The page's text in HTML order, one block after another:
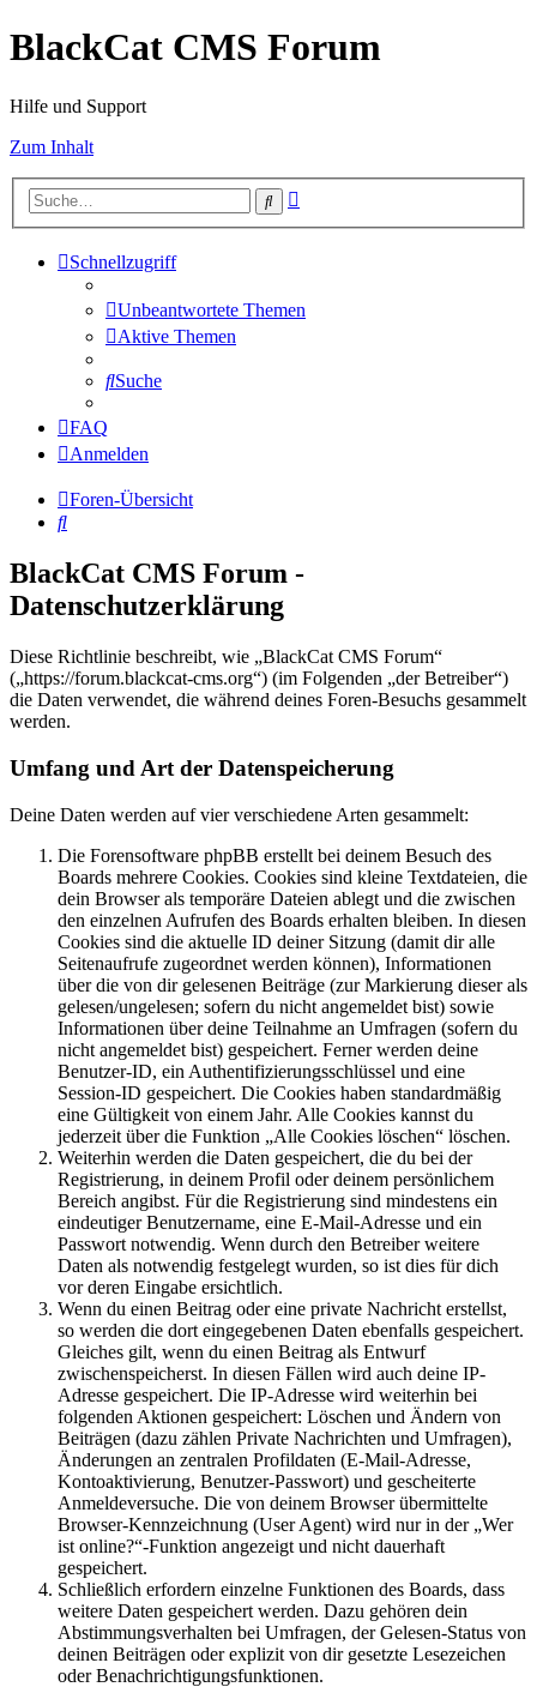
BlackCat CMS Forum
Hilfe und Support
Zum Inhalt
Suche
Schnellzugriff
Unbeantwortete Themen
Aktive Themen
Suche
FAQ
Anmelden
Foren-Übersicht
Suche
BlackCat CMS Forum -
Datenschutzerklärung
Diese Richtlinie beschreibt, wie „BlackCat CMS Forum“
(„https://forum.blackcat-cms.org“) (im Folgenden „der Betreiber“)
die Daten verwendet, die während deines Foren-Besuchs gesammelt
werden.
Umfang und Art der Datenspeicherung
Deine Daten werden auf vier verschiedene Arten gesammelt:
Die Forensoftware phpBB erstellt bei deinem Besuch des
Boards mehrere Cookies. Cookies sind kleine Textdateien, die
dein Browser als temporäre Dateien ablegt und die zwischen
den einzelnen Aufrufen des Boards erhalten bleiben. In diesen
Cookies sind die aktuelle ID deiner Sitzung (damit dir alle
Seitenaufrufe zugeordnet werden können), Informationen
über die von dir gelesenen Beiträge (zur Markierung dieser als
gelesen/ungelesen; sofern du nicht angemeldet bist) sowie
Informationen über deine Teilnahme an Umfragen (sofern du
nicht angemeldet bist) gespeichert. Ferner werden deine
Benutzer-ID, ein Authentifizierungsschlüssel und eine
Session-ID gespeichert. Die Cookies haben standardmäßig
eine Gültigkeit von einem Jahr. Alle Cookies kannst du
jederzeit über die Funktion „Alle Cookies löschen“ löschen.
Weiterhin werden die Daten gespeichert, die du bei der
Registrierung, in deinem Profil oder deinem persönlichem
Bereich angibst. Für die Registrierung sind mindestens ein
eindeutiger Benutzername, eine E-Mail-Adresse und ein
Passwort notwendig. Wenn durch den Betreiber weitere
Daten als notwendig festgelegt wurden, so ist dies für dich
vor deren Eingabe ersichtlich.
Wenn du einen Beitrag oder eine private Nachricht erstellst,
so werden die dort eingegebenen Daten ebenfalls gespeichert.
Gleiches gilt, wenn du einen Beitrag als Entwurf
zwischenspeicherst. In diesen Fällen wird auch deine IP-
Adresse gespeichert. Die IP-Adresse wird weiterhin bei
folgenden Aktionen gespeichert: Löschen und Ändern von
Beiträgen (dazu zählen Private Nachrichten und Umfragen),
Änderungen an zentralen Profildaten (E-Mail-Adresse,
Kontoaktivierung, Benutzer-Passwort) und gescheiterte
Anmeldeversuche. Die von deinem Browser übermittelte
Browser-Kennzeichnung (User Agent) wird nur in der „Wer
ist online?“-Funktion angezeigt und nicht dauerhaft
gespeichert.
Schließlich erfordern einzelne Funktionen des Boards, dass
weitere Daten gespeichert werden. Dazu gehören dein
Abstimmungsverhalten bei Umfragen, der Gelesen-Status von
deinen Beiträgen oder explizit von dir gesetzte Lesezeichen
oder Benachrichtigungsfunktionen.